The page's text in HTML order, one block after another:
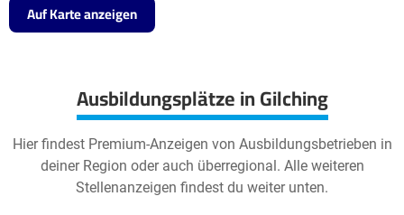
Auf Karte anzeigen
Ausbildungsplätze in Gilching
Hier findest Premium-Anzeigen von Ausbildungsbetrieben in
deiner Region oder auch überregional. Alle weiteren
Stellenanzeigen findest du weiter unten.